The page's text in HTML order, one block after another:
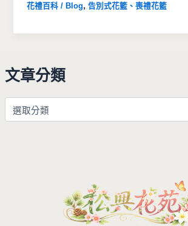
文章分類
花禮百科 / Blog,告別式花籃、喪禮花籃